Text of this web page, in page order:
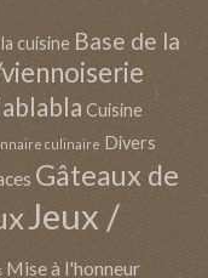
cuisine Base de la
Cuisine
culinaire Divers
Gâteaux de
Jeux /
Mise à l'honneur